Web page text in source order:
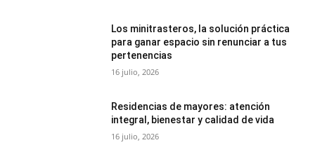
Los minitrasteros, la solución práctica
para ganar espacio sin renunciar a tus
pertenencias
16 julio, 2026
Residencias de mayores: atención
integral, bienestar y calidad de vida
16 julio, 2026